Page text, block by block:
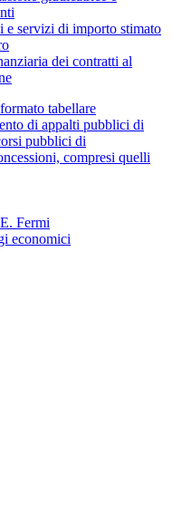
e servizi di importo stimato
dei contratti al
tabellare
di appalti pubblici di
pubblici di
compresi quelli
Fermi
economici